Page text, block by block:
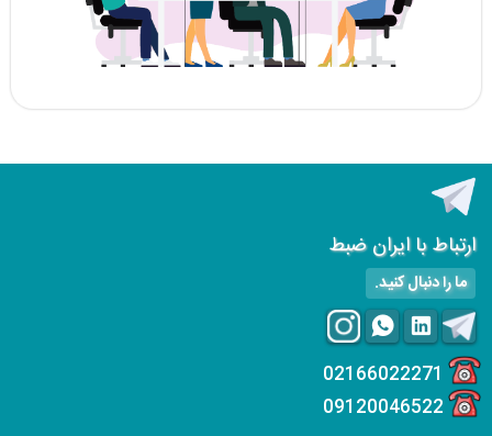
ارتباط با ایران ضبط
ما را دنبال کنید.
02166022271
09120046522